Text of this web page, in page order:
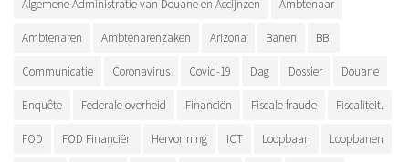
Algemene Administratie van Douane en Accijnzen Ambtenaar
Ambtenaren Ambtenarenzaken Arizona Banen BBI
Communicatie Coronavirus Covid-19 Dag Dossier Douane
Enquête Federale overheid Financiën Fiscale fraude Fiscaliteit.
FOD FOD Financiën Hervorming ICT Loopbaan Loopbanen